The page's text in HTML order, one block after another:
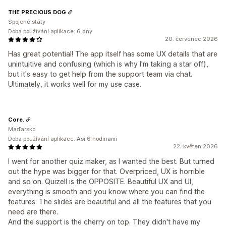
20. červenec 2026
Has great potential! The app itself has some UX details that are
unintuitive and confusing (which is why I'm taking a star off),
but it's easy to get help from the support team via chat.
Ultimately, it works well for my use case.
THE PRECIOUS DOG
Spojené státy
Doba používání aplikace: 6 dny
22. květen 2026
I went for another quiz maker, as I wanted the best. But turned
out the hype was bigger for that. Overpriced, UX is horrible
and so on. Quizell is the OPPOSITE. Beautiful UX and UI,
everything is smooth and you know where you can find the
features. The slides are beautiful and all the features that you
need are there.
And the support is the cherry on top. They didn't have my
Core.
Maďarsko
Doba používání aplikace: Asi 6 hodinami